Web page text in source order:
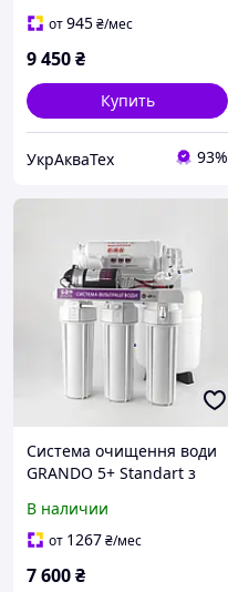
от945₴/мес
9 450₴
Купить
УкрАкваТех 93%
Система очищення води
GRANDO 5+ Standart з
В наличии
от 1267₴/мес
7 600₴